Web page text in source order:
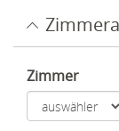
Zimmer